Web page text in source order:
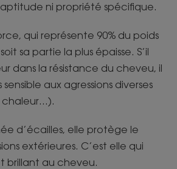
ni propriété spécifique.
qui représente 90% du poids
sa partie la plus épaisse. S’il
dans la résistance du cheveu, il
aux agressions diverses
chaleur…).
d’écailles, elle protège le
extérieures. C’est elle qui
brillant au cheveu.